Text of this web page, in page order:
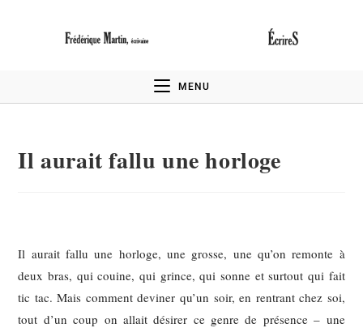
MENU
Il aurait fallu une horloge
Il aurait fallu une horloge, une grosse, une qu’on remonte à
deux bras, qui couine, qui grince, qui sonne et surtout qui fait
tic tac. Mais comment deviner qu’un soir, en rentrant chez soi,
tout d’un coup on allait désirer ce genre de présence – une